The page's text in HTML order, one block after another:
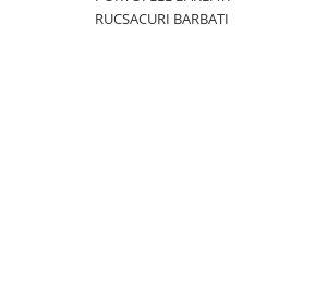
RUCSACURI BARBATI